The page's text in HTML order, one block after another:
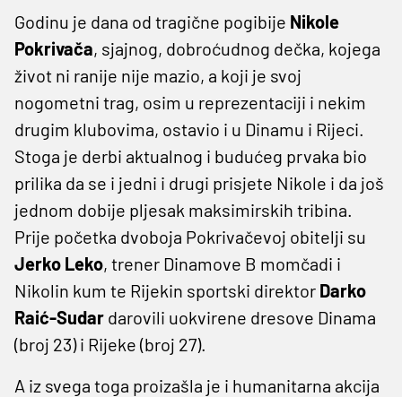
Godinu je dana od tragične pogibije Nikole
Pokrivača, sjajnog, dobroćudnog dečka, kojega
život ni ranije nije mazio, a koji je svoj
nogometni trag, osim u reprezentaciji i nekim
drugim klubovima, ostavio i u Dinamu i Rijeci.
Stoga je derbi aktualnog i budućeg prvaka bio
prilika da se i jedni i drugi prisjete Nikole i da još
jednom dobije pljesak maksimirskih tribina.
Prije početka dvoboja Pokrivačevoj obitelji su
Jerko Leko, trener Dinamove B momčadi i
Nikolin kum te Rijekin sportski direktor Darko
Raić-Sudar darovili uokvirene dresove Dinama
(broj 23) i Rijeke (broj 27).
A iz svega toga proizašla je i humanitarna akcija